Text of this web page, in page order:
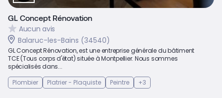
GL Concept Rénovation
Aucun avis
Balaruc-les-Bains (34540)
GL Concept Rénovation, est une entreprise générale du bâtiment
TCE (Tous corps d'état) située à Montpellier. Nous sommes
spécialisés dans...
Plombier
Platrier - Plaquiste Peintre +3